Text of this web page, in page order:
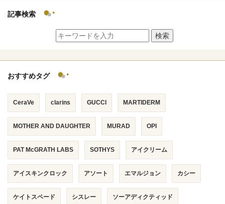
記事検索
検索
おすすめタグ
CeraVe clarins GUCCI MARTIDERM
MOTHER AND DAUGHTER MURAD OPI
PAT McGRATH LABS SOTHYS アイクリーム
アイスキンクロック アソート エマルジョン カシー
ケイトスペード シスレー ソーアディクティッド